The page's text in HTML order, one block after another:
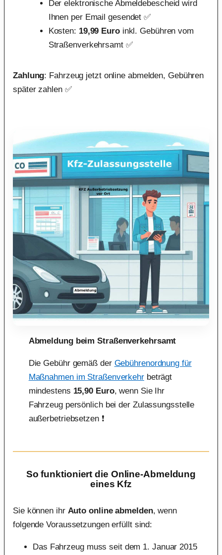
Der elektronische Abmeldebescheid wird
Ihnen per Email gesendet ✅
Kosten: 19,99 Euroinkl. Gebühren vom
Straßenverkehrsamt ✅
Zahlung: Fahrzeug jetzt online abmelden, Gebühren
später zahlen ✅
Abmeldung beim Straßenverkehrsamt
Die Gebühr gemäß der Gebührenordnung für
Maßnahmen im Straßenverkehrbeträgt
mindestens 15,90 Euro, wenn Sie Ihr
Fahrzeug persönlich bei der Zulassungsstelle
außerbetriebsetzen ❗
So funktioniert die Online-Abmeldung
eines Kfz
Sie können ihr Auto online abmelden, wenn
folgende Voraussetzungen erfüllt sind:
Das Fahrzeug muss seit dem 1. Januar 2015